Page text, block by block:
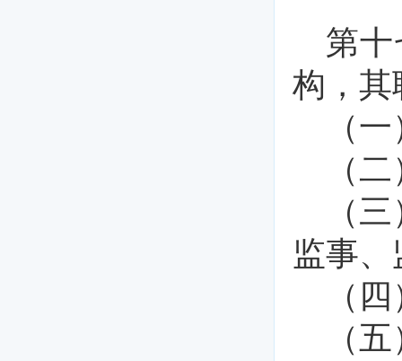
第
构，其
（
（
（
监事
（
（